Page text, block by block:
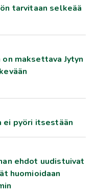
tarvitaan selkeää
maksettava Jytyn
ei pyöri itsestään
ehdot uudistuivat
huomioidaan